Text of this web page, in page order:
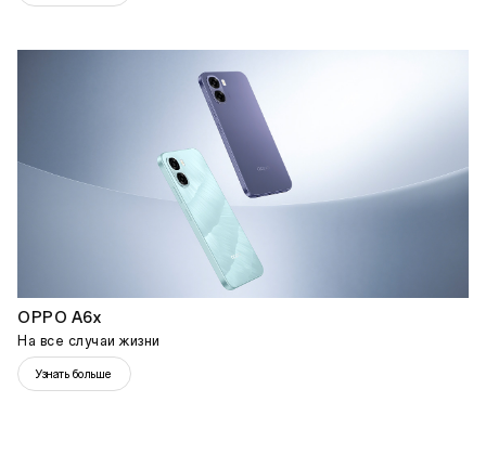
OPPO A6x
На все случаи жизни
Узнать больше